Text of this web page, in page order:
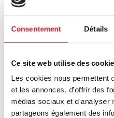
Consentement Détails
Ce site web utilise des
Les cookies nous permettent
et les annonces, d'offrir des
médias sociaux et d'analyser
partageons également des
Une
BNI est aujourd’hui
plus de330 000 Membres.